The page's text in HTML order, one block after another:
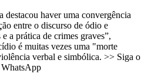
destacou haver uma convergência
entre o discurso de ódio e
a prática de crimes graves”,
é muitas vezes uma "morte
verbal e simbólica. >> Siga o